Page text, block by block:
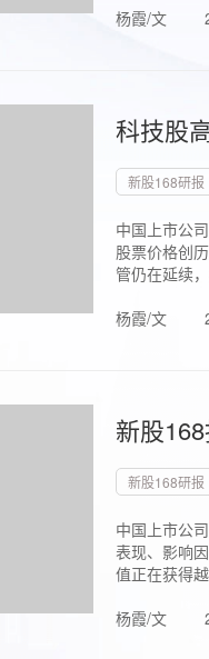
杨霞/文
科技股
新股168研报
中国上市公
股票价格创
管仍在延续
杨霞/文
新股
新股168研报
中国上市公
表现、影响
值正在获得
杨霞/文